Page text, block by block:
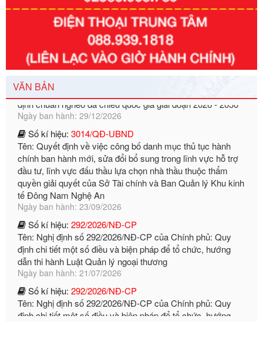
VĂN BẢN
Số kí hiệu:351/2025/NĐ-CP
Tên: Nghị định số 351/2025/NĐ-CP của Chính phủ: Quy
định chuẩn nghèo đa chiều quốc gia giai đoạn 2026 - 2030
Ngày ban hành: 29/12/2026
Số kí hiệu:3014/QĐ-UBND
Tên: Quyết định về việc công bố danh mục thủ tục hành
chính ban hành mới, sửa đổi bổ sung trong lĩnh vực hỗ trợ
đầu tư, lĩnh vực đấu thầu lựa chọn nhà thầu thuộc thẩm
quyền giải quyết của Sở Tài chính và Ban Quản lý Khu kinh
tế Đông Nam Nghệ An
Ngày ban hành: 23/09/2026
Số kí hiệu:292/2026/NĐ-CP
Tên: Nghị định số 292/2026/NĐ-CP của Chính phủ: Quy
định chi tiết một số điều và biện pháp để tổ chức, hướng
dẫn thi hành Luật Quản lý ngoại thương
Ngày ban hành: 21/07/2026
Số kí hiệu:292/2026/NĐ-CP
Tên: Nghị định số 292/2026/NĐ-CP của Chính phủ: Quy
định chi tiết một số điều và biện pháp để tổ chức, hướng
dẫn thi hành Luật Quản lý ngoại thương
Ngày ban hành: 21/07/2026